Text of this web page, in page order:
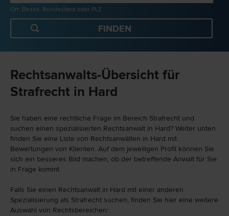
Ort, Bezirk, Bundesland oder PLZ
Rechtsanwalts-Übersicht für
Strafrecht in Hard
Sie haben eine rechtliche Frage im Bereich Strafrecht und
suchen einen spezialisierten Rechtsanwalt in Hard? Weiter unten
finden Sie eine Liste von Rechtsanwälten in Hard mit
Bewertungen von Klienten. Auf dem jeweiligen Profil können Sie
sich ein besseres Bild machen, ob der betreffende Anwalt für Sie
in Frage kommt.
Falls Sie einen Rechtsanwalt in Hard mit einer anderen
Spezialisierung als Strafrecht suchen, finden Sie hier eine weitere
Auswahl von Rechtsbereichen: